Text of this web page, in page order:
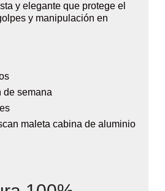
y elegante que protege el
y manipulación en
de semana
maleta cabina de aluminio